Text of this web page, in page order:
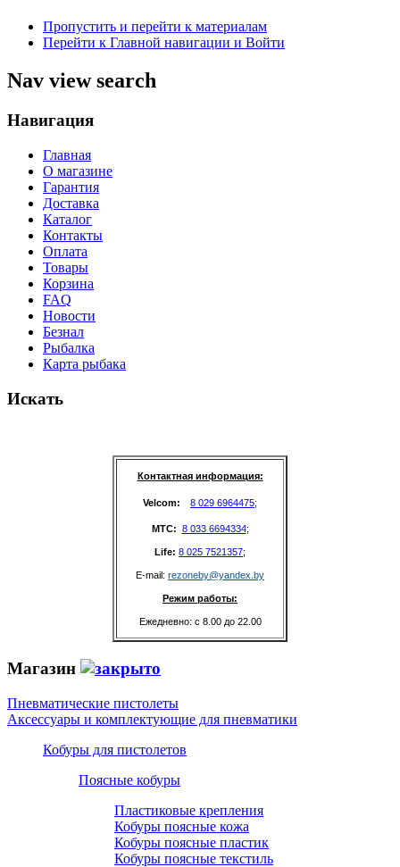
Пропустить и перейти к материалам
Перейти к Главной навигации и Войти
Nav view search
Навигация
Главная
О магазине
Гарантия
Доставка
Каталог
Контакты
Оплата
Товары
Корзина
FAQ
Новости
Безнал
Рыбалка
Карта рыбака
Искать
Контактная информация:
Velcom: 8 029 6964475;
MTC: 8 033 6694334;
Life: 8 025 7521357;
E-mail: rezoneby@yandex.by
Режим работы:
Ежедневно: с 8.00 до 22.00
Магазин
Пневматические пистолеты
Аксессуары и комплектующие для пневматики
Кобуры для пистолетов
Поясные кобуры
Пластиковые крепления
Кобуры поясные кожа
Кобуры поясные пластик
Кобуры поясные текстиль